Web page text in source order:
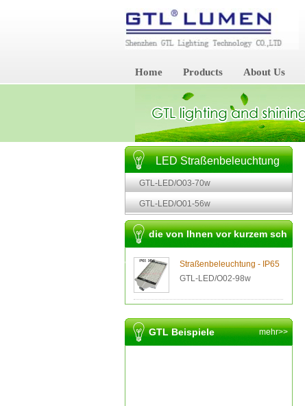
Home Products About Us
LED Straßenbeleuchtung
GTL-LED/O03-70w
GTL-LED/O01-56w
die von Ihnen vor kurzem sch
on geschautStraßenbeleuchtung - IP65
GTL-LED/O02-98w
GTL Beispiele mehr>>